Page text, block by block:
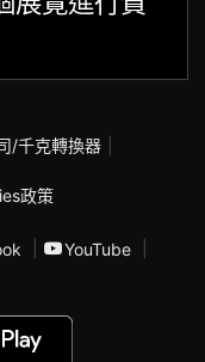
/千克轉換器
政策
YouTube